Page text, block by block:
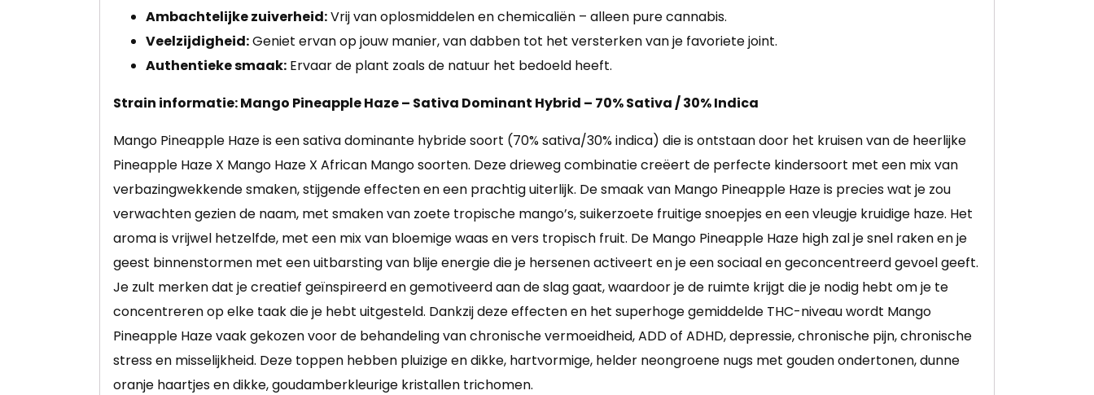
Ambachtelijke zuiverheid:Vrij van oplosmiddelen en chemicaliën – alleen pure cannabis.
Veelzijdigheid:Geniet ervan op jouw manier, van dabben tot het versterken van je favoriete joint.
Authentieke smaak: Ervaar de plant zoals de natuur het bedoeld heeft.
Strain informatie: Mango Pineapple Haze– Sativa Dominant Hybrid – 70% Sativa / 30% Indica
Mango Pineapple Haze is een sativa dominante hybride soort (70% sativa/30% indica) die is ontstaan door het kruisen van de heerlijke
Pineapple Haze X Mango Haze X African Mango soorten. Deze drieweg combinatie creëert de perfecte kindersoort met een mix van
verbazingwekkende smaken, stijgende effecten en een prachtig uiterlijk. De smaak van Mango Pineapple Haze is precies wat je zou
verwachten gezien de naam, met smaken van zoete tropische mango’s, suikerzoete fruitige snoepjes en een vleugje kruidige haze. Het
aroma is vrijwel hetzelfde, met een mix van bloemige waas en vers tropisch fruit. De Mango Pineapple Haze high zal je snel raken en je
geest binnenstormen met een uitbarsting van blije energie die je hersenen activeert en je een sociaal en geconcentreerd gevoel geeft.
Je zult merken dat je creatief geïnspireerd en gemotiveerd aan de slag gaat, waardoor je de ruimte krijgt die je nodig hebt om je te
concentreren op elke taak die je hebt uitgesteld. Dankzij deze effecten en het superhoge gemiddelde THC-niveau wordt Mango
Pineapple Haze vaak gekozen voor de behandeling van chronische vermoeidheid, ADD of ADHD, depressie, chronische pijn, chronische
stress en misselijkheid. Deze toppen hebben pluizige en dikke, hartvormige, helder neongroene nugs met gouden ondertonen, dunne
oranje haartjes en dikke, goudamberkleurige kristallen trichomen.